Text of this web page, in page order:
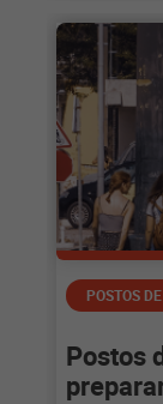
POSTOS
Postos